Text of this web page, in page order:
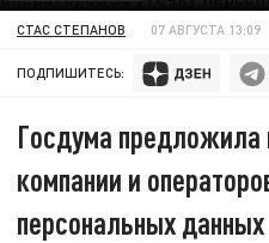
СТАС СТЕПАНОВ 07 АВГУСТА 13:09
ПОДПИШИТЕСЬ:
Госдума предложила
компании и
персональных данных